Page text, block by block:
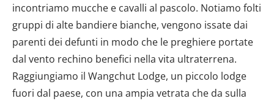
incontriamo mucche e cavalli al pascolo. Notiamo folti
gruppi di alte bandiere bianche, vengono issate dai
parenti dei defunti in modo che le preghiere portate
dal vento rechino benefici nella vita ultraterrena.
Raggiungiamo il Wangchut Lodge, un piccolo lodge
fuori dal paese, con una ampia vetrata che da sulla